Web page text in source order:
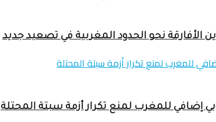
الأفارقة نحو الحدود المغربية في تصعيد جديد
إضافي للمغرب لمنع تكرار أزمة سبتة المحتلة